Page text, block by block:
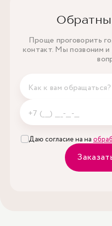
Проще проговорить
контакт. Мы позвоним
Даю согласие на на